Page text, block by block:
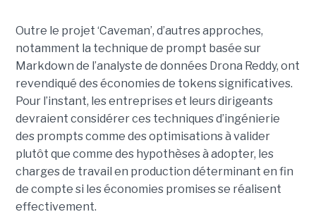
Outre le projet ‘Caveman’, d’autres approches,
notamment la technique de prompt basée sur
Markdown de l’analyste de données Drona Reddy, ont
revendiqué des économies de tokens significatives.
Pour l’instant, les entreprises et leurs dirigeants
devraient considérer ces techniques d’ingénierie
des prompts comme des optimisations à valider
plutôt que comme des hypothèses à adopter, les
charges de travail en production déterminant en fin
de compte si les économies promises se réalisent
effectivement.